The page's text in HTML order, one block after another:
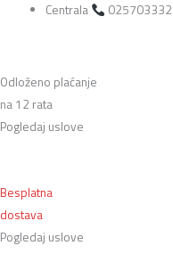
violinu
Tension
količina
Centrala
025703332
Odloženo plaćanje
na 12 rata
Pogledaj uslove
Besplatna
dostava
Pogledaj uslove